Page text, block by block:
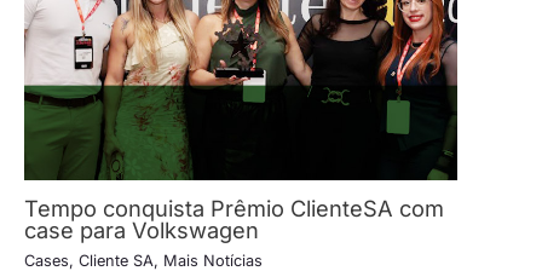
Tempo conquista Prêmio ClienteSA com
case para Volkswagen
Cases, Cliente SA, Mais Notícias